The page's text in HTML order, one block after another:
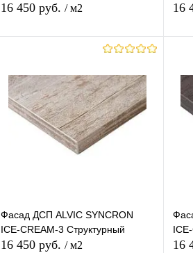
16 450 руб. / м2
Купить в 1 клик
К
сравнению
В избранное В наличии
16
Фасад ДСП ALVIC SYNCRON
ICE-CREAM-3 Структурный
16 450 руб. / м2 16